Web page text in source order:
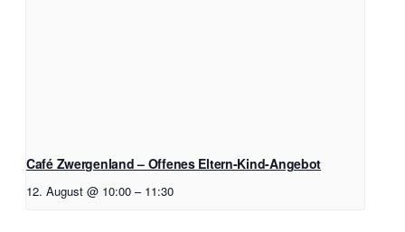
Café Zwergenland – Offenes Eltern-Kind-Angebot
12. August @ 10:00 – 11:30